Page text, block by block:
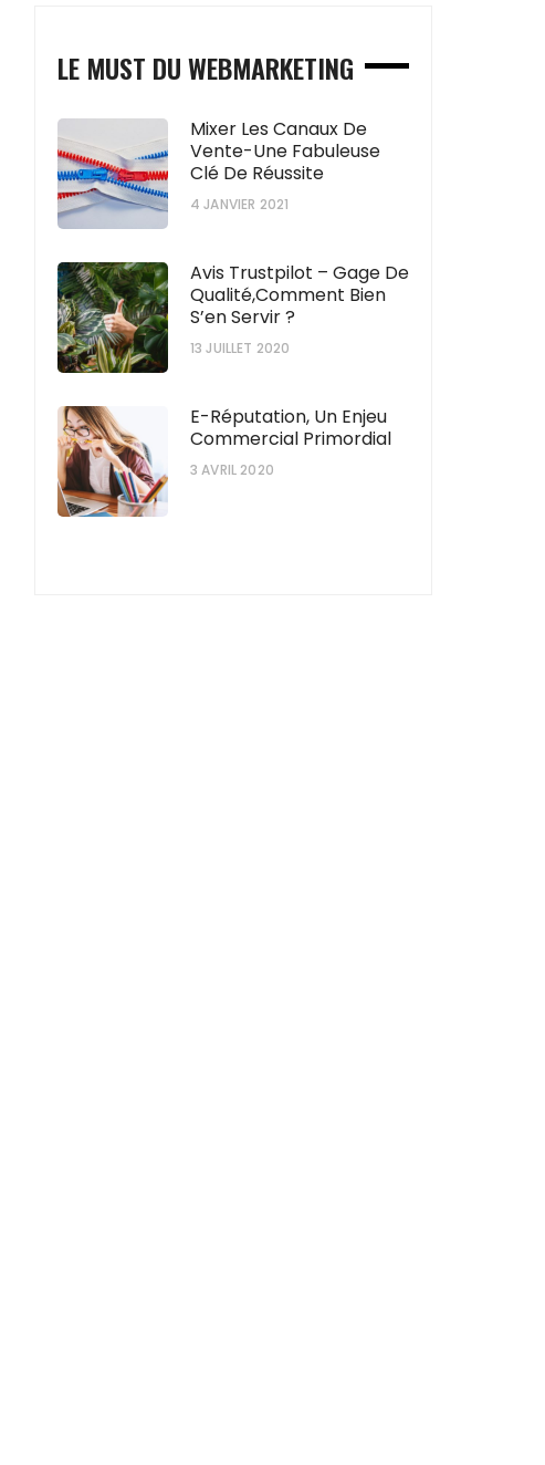
LE MUST DU WEBMARKETING
Mixer Les Canaux De
Vente-Une Fabuleuse
Clé De Réussite
4 JANVIER 2021
Avis Trustpilot – Gage De
Qualité,comment Bien
S’en Servir ?
13 JUILLET 2020
E-Réputation, Un Enjeu
Commercial Primordial
3 AVRIL 2020